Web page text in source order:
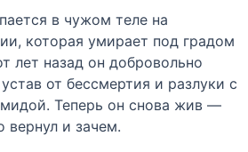
в чужом теле на
которая умирает под градом
лет назад он добровольно
от бессмертия и разлуки с
Теперь он снова жив —
вернул и зачем.